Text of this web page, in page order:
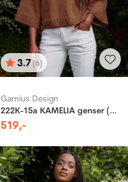
Karakter:
3.7(6)
av 5 mulige
Garnius Design
222K-15a KAMELIA genser (Woolevo)
519,-